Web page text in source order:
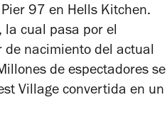
97 en Hells Kitchen.
la cual pasa por el
de nacimiento del actual
de espectadores se
Village convertida en un